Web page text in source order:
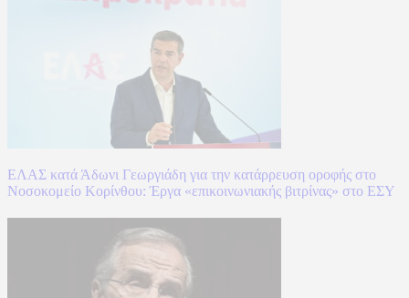
ΕΛΑΣ κατά Άδωνι Γεωργιάδη για την κατάρρευση οροφής στο
Νοσοκομείο Κορίνθου: Έργα «επικοινωνιακής βιτρίνας» στο ΕΣΥ